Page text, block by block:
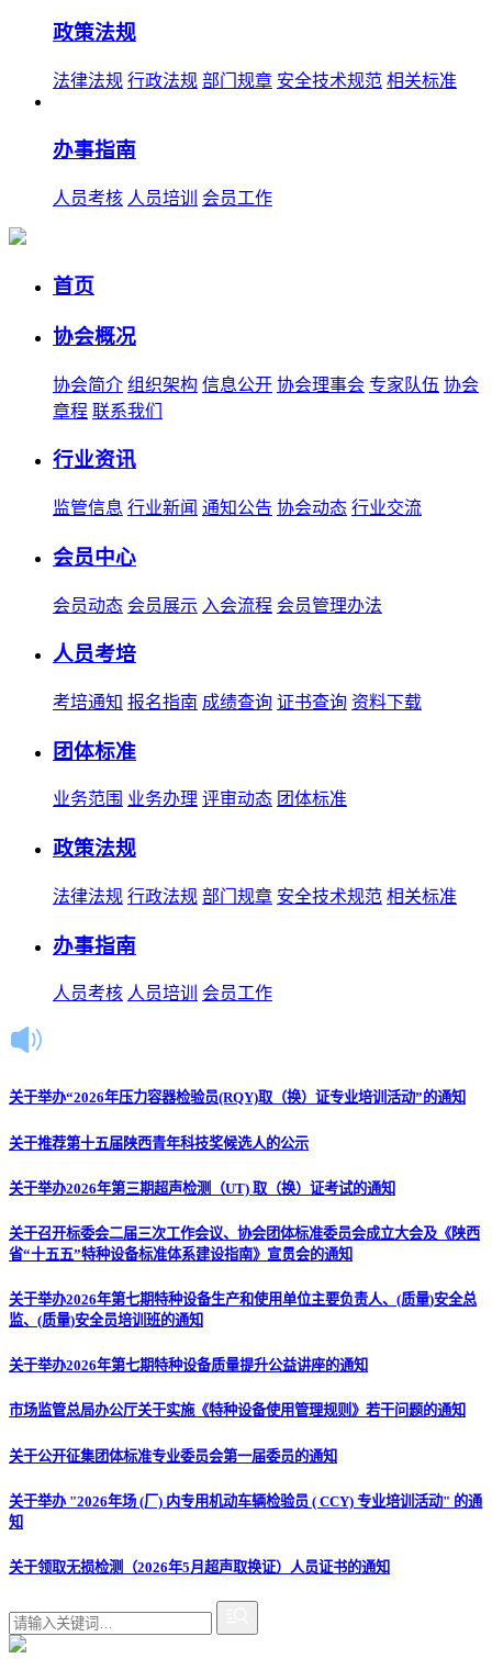
政策法规
法律法规 行政法规 部门规章 安全技术规范 相关标准
办事指南
人员考核 人员培训 会员工作
首页
协会概况
协会简介 组织架构 信息公开 协会理事会 专家队伍 协会
章程 联系我们
行业资讯
监管信息 行业新闻 通知公告 协会动态 行业交流
会员中心
会员动态 会员展示 入会流程 会员管理办法
人员考培
考培通知 报名指南 成绩查询 证书查询 资料下载
团体标准
业务范围 业务办理 评审动态 团体标准
政策法规
法律法规 行政法规 部门规章 安全技术规范 相关标准
办事指南
人员考核 人员培训 会员工作
关于举办“2026年压力容器检验员(RQY)取（换）证专业培训活动”的通知
关于推荐第十五届陕西青年科技奖候选人的公示
关于举办2026年第三期超声检测（UT) 取（换）证考试的通知
关于召开标委会二届三次工作会议、协会团体标准委员会成立大会及《陕西
省“十五五”特种设备标准体系建设指南》宣贯会的通知
关于举办2026年第七期特种设备生产和使用单位主要负责人、(质量)安全总
监、(质量)安全员培训班的通知
关于举办2026年第七期特种设备质量提升公益讲座的通知
市场监管总局办公厅关于实施《特种设备使用管理规则》若干问题的通知
关于公开征集团体标准专业委员会第一届委员的通知
关于举办 "2026年场 (厂) 内专用机动车辆检验员 ( CCY) 专业培训活动" 的通
知
关于领取无损检测（2026年5月超声取换证）人员证书的通知